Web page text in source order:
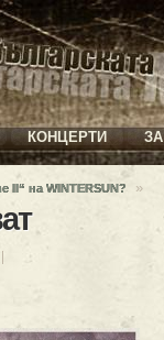
КОНЦЕРТИ
II“ на WINTERSUN? »